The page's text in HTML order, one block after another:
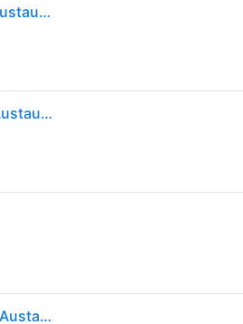
Syr Druckminderpatrone 231500910 Als Nachrüst- Und Austauschsatz
SYR Druckminderpatrone 231500910 als Nachrüst- und Austauschsatz
Syr - Druckminderpatrone 231500910 Als Nachrüst- Und Austauschsatz